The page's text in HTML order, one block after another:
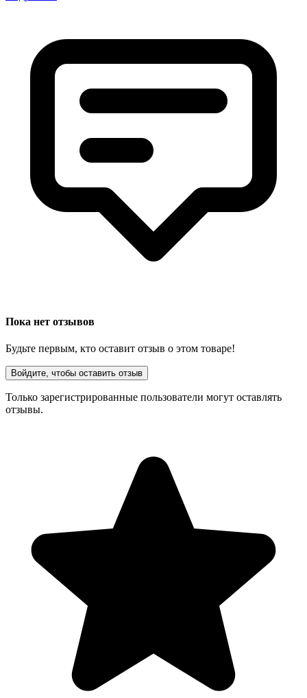
Пока нет отзывов
Будьте первым, кто оставит отзыв о этом товаре!
Войдите, чтобы оставить отзыв
Только зарегистрированные пользователи могут оставлять
отзывы.